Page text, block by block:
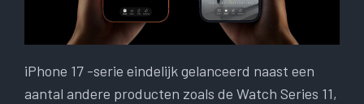
iPhone 17 -serie eindelijk gelanceerd naast een
aantal andere producten zoals de Watch Series 11,